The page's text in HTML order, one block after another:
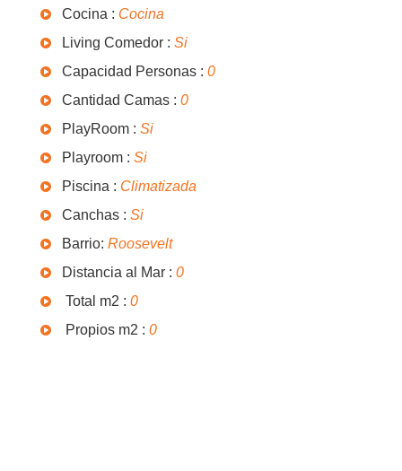
Cocina : Cocina
Living Comedor : Si
Capacidad Personas : 0
Cantidad Camas : 0
PlayRoom : Si
Playroom : Si
Piscina : Climatizada
Canchas : Si
Barrio: Roosevelt
Distancia al Mar : 0
Total m2 : 0
Propios m2 : 0